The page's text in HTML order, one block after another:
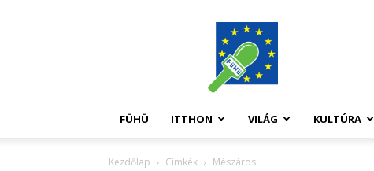
FüHü
FÜHÜ ITTHON VILÁG KULTÚRA
Kezdőlap Címkék Mészáros